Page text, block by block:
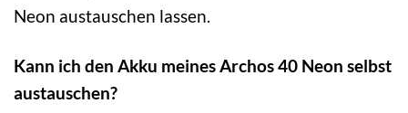
Neon austauschen lassen.
Kann ich den Akku meines Archos 40 Neon selbst
austauschen?